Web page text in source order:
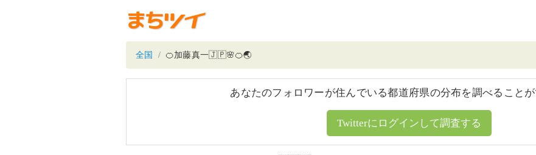
全国 🍊加藤真一🇯🇵🌸🍊🌏
あなたのフォロワーが住んでいる都道府県の分布を調べることが
Twitterにログインして調査する